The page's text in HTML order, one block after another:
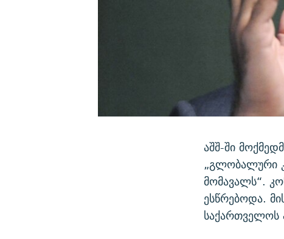
აშშ-ში
„გლობალური
მომავალს“.
ესწრებოდა.
საქართველოს